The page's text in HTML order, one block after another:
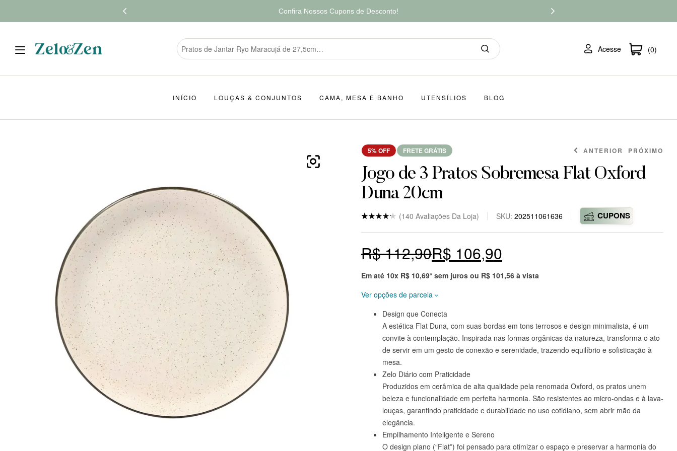
Confira Nossos Cupons de Desconto!
Acesse (0)
INÍCIO LOUÇAS & CONJUNTOS CAMA, MESA E BANHO UTENSÍLIOS BLOG
5% OFF FRETE GRÁTIS ANTERIOR PRÓXIMO
Jogo de 3 Pratos Sobremesa Flat Oxford
Duna 20cm
de 5
em
avaliaçõ
de
em
ace.
(140 Avaliações Da Loja) SKU: 202511061636 CUPONS
R$112,90R$ 106,90
Em até 10x R$ 10,69* sem juros ou R$ 101,56 à vista
Ver opções de parcela
R$101,56
R$ 106,90
R$106,90
R$106,90
Design que Conecta
A estética Flat Duna, com suas bordas em tons terrosos e design minimalista, é um
convite à contemplação. Inspirada nas formas orgânicas da natureza, transforma o ato
de servir em um gesto de conexão e serenidade, trazendo equilíbrio e sofisticação à
mesa.
Zelo Diário com Praticidade
Produzidos em cerâmica de alta qualidade pela renomada Oxford, os pratos unem
beleza e funcionalidade em perfeita harmonia. São resistentes ao micro-ondas e à lava-
louças, garantindo praticidade e durabilidade no uso cotidiano, sem abrir mão da
elegância.
Empilhamento Inteligente e Sereno
O design plano (“Flat”) foi pensado para otimizar o espaço e preservar a harmonia do